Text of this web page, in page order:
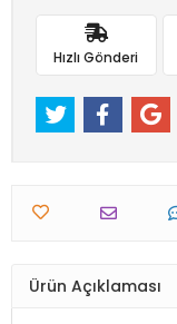
Hızlı Gönderi
Ürün Açıklaması